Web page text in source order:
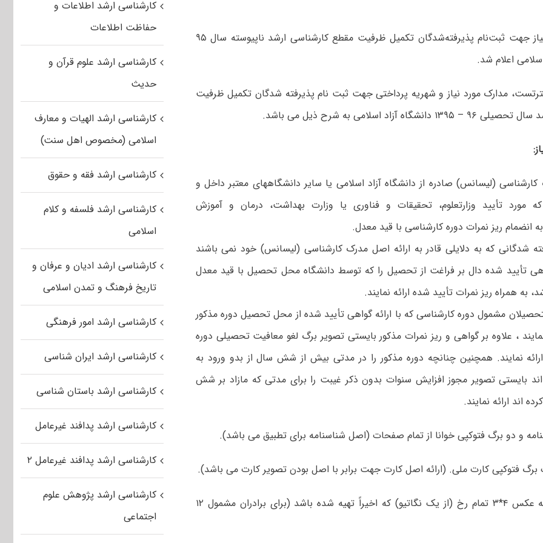
مدارک مورد نیاز جهت ثبت‌نام پذیرفته‌شدگان تکمیل ظرفیت مقطع کارشناسی ارشد ناپیوسته سال ۹۵
اعلام شد.
مدارک مورد نیاز و شهریه پرداختی جهت ثبت نام پذیرفته شدگان تکمیل ظرفیت
آزاد اسلامی به شرح ذیل می باشد.
(لیسانس) صادره از دانشگاه آزاد اسلامی یا سایر دانشگاههای معتبر داخل و
مورد تأیید وزارتعلوم، تحقیقات و فناوری یا وزارت بهداشت، درمان و آموزش
انضمام ریز نمرات دوره کارشناسی با قید معدل.
شدگانی که به دلایلی قادر به ارائه اصل مدرک کارشناسی (لیسانس) خود نمی باشند
تأیید شده دال بر فراغت از تحصیل را که توسط دانشگاه محل تحصیل با قید معدل
به همراه ریز نمرات تأیید شده ارائه نمایند.
مشمول دوره کارشناسی که با ارائه گواهی تأیید شده از محل تحصیل دوره مذکور
، علاوه بر گواهی و ریز نمرات مذکور بایستی تصویر برگ لغو معافیت تحصیلی دوره
نمایند. همچنین چنانچه دوره مذکور را در مدتی بیش از شش سال از بدو ورود به
اند بایستی تصویر مجوز افزایش سنوات بدون ذکر غیبت را برای مدتی که مازاد بر شش
اند ارائه نمایند.
۴- شش قطعه عکس ۴*۳ تمام رخ (از یک نگاتیو) که اخیراً تهیه شده باشد (برای برادران مشمول ۱۲
کارشناسی ارشد اطلاعات و
حفاظت اطلاعات
کارشناسی ارشد علوم قرآن و
حدیث
کارشناسی ارشد الهیات و معارف
اسلامی (مخصوص اهل سنت)
کارشناسی ارشد فقه و حقوق
کارشناسی ارشد فلسفه و کلام
اسلامی
کارشناسی ارشد ادیان و عرفان و
تاریخ فرهنگ و تمدن اسلامی
کارشناسی ارشد امور فرهنگی
کارشناسی ارشد ایران شناسی
کارشناسی ارشد باستان شناسی
کارشناسی ارشد پدافند غیرعامل
کارشناسی ارشد پدافند غیرعامل ۲
کارشناسی ارشد پژوهش علوم
اجتماعی